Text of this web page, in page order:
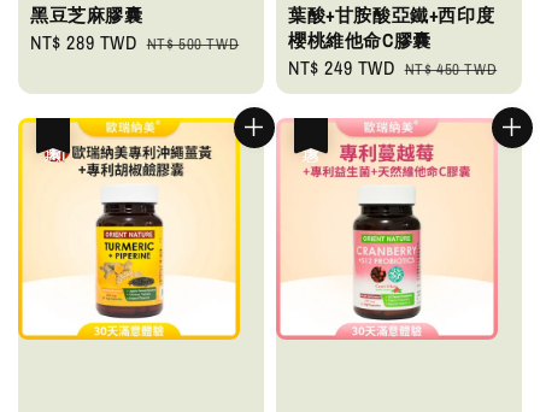
黑豆芝麻膠囊
Sale
NT$ 289 TWD Regular
NT$ 500 TWD
葉酸+甘胺酸亞鐵+西印度
櫻桃維他命C膠囊
Sale
price
NT$ 249 TWD Regular
price
NT$ 450 TWD